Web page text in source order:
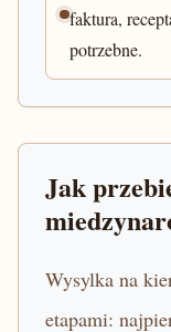
faktura,
potrzebne.
Jak
Wysylka na
etapami: